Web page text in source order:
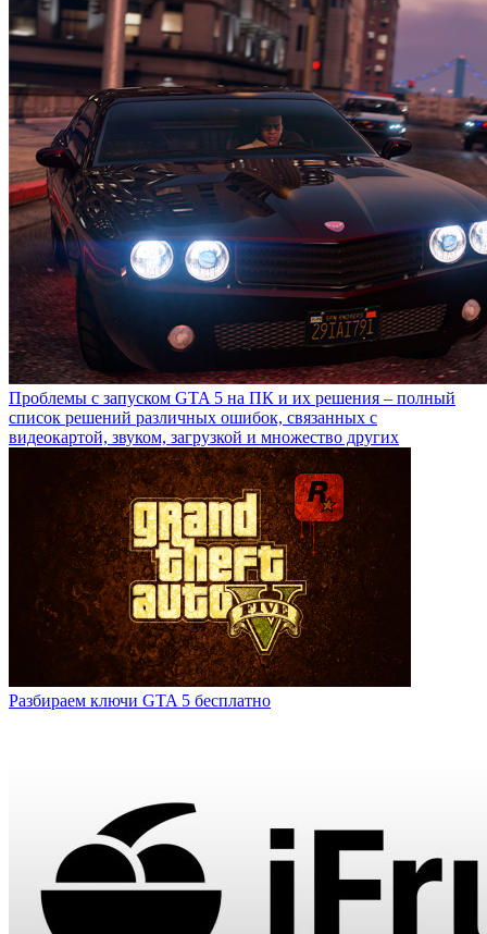
Проблемы с запуском GTA 5 на ПК и их решения – полный
список решений различных ошибок, связанных с
видеокартой, звуком, загрузкой и множество других
Разбираем ключи GTA 5 бесплатно